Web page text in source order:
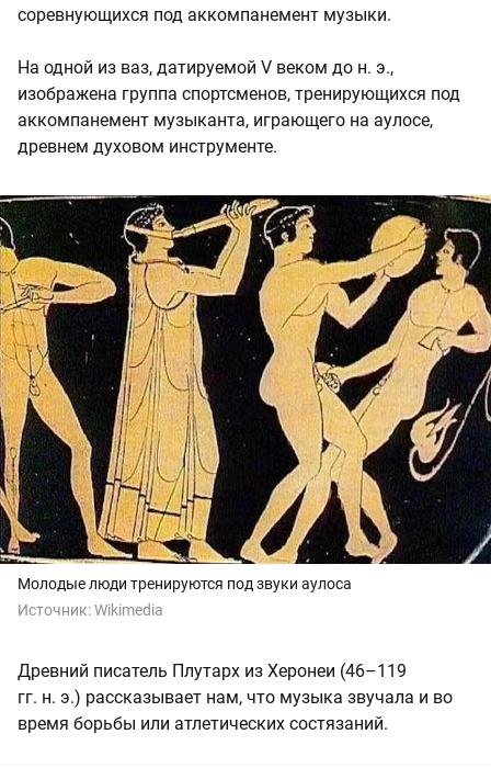
соревнующихся под аккомпанемент музыки.
На одной из ваз, датируемой V веком до н. э.,
изображена группа спортсменов, тренирующихся под
аккомпанемент музыканта, играющего на аулосе,
древнем духовом инструменте.
Молодые люди тренируются под звуки аулоса
Источник:Wikimedia
Древний писатель Плутарх из Херонеи (46–119
гг. н. э.) рассказывает нам, что музыка звучала и во
время борьбы или атлетических состязаний.